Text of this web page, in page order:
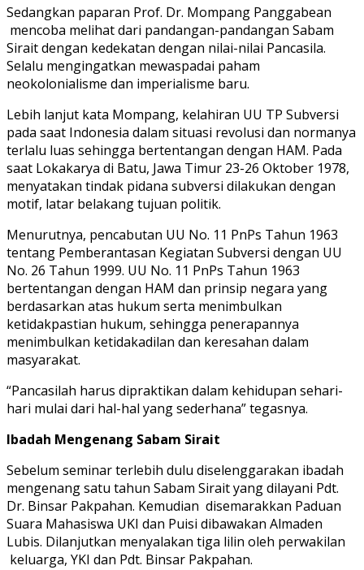
Sedangkan paparan Prof. Dr. Mompang Panggabean
mencoba melihat dari pandangan-pandangan Sabam
Sirait dengan kedekatan dengan nilai-nilai Pancasila.
Selalu mengingatkan mewaspadai paham
neokolonialisme dan imperialisme baru.
Lebih lanjut kata Mompang, kelahiran UU TP Subversi
pada saat Indonesia dalam situasi revolusi dan normanya
terlalu luas sehingga bertentangan dengan HAM. Pada
saat Lokakarya di Batu, Jawa Timur 23-26 Oktober 1978,
menyatakan tindak pidana subversi dilakukan dengan
motif, latar belakang tujuan politik.
Menurutnya, pencabutan UU No. 11 PnPs Tahun 1963
tentang Pemberantasan Kegiatan Subversi dengan UU
No. 26 Tahun 1999. UU No. 11 PnPs Tahun 1963
bertentangan dengan HAM dan prinsip negara yang
berdasarkan atas hukum serta menimbulkan
ketidakpastian hukum, sehingga penerapannya
menimbulkan ketidakadilan dan keresahan dalam
masyarakat.
“Pancasilah harus dipraktikan dalam kehidupan sehari-
hari mulai dari hal-hal yang sederhana” tegasnya.
Ibadah Mengenang Sabam Sirait
Sebelum seminar terlebih dulu diselenggarakan ibadah
mengenang satu tahun Sabam Sirait yang dilayani Pdt.
Dr. Binsar Pakpahan. Kemudian disemarakkan Paduan
Suara Mahasiswa UKI dan Puisi dibawakan Almaden
Lubis. Dilanjutkan menyalakan tiga lilin oleh perwakilan
keluarga, YKI dan Pdt. Binsar Pakpahan.